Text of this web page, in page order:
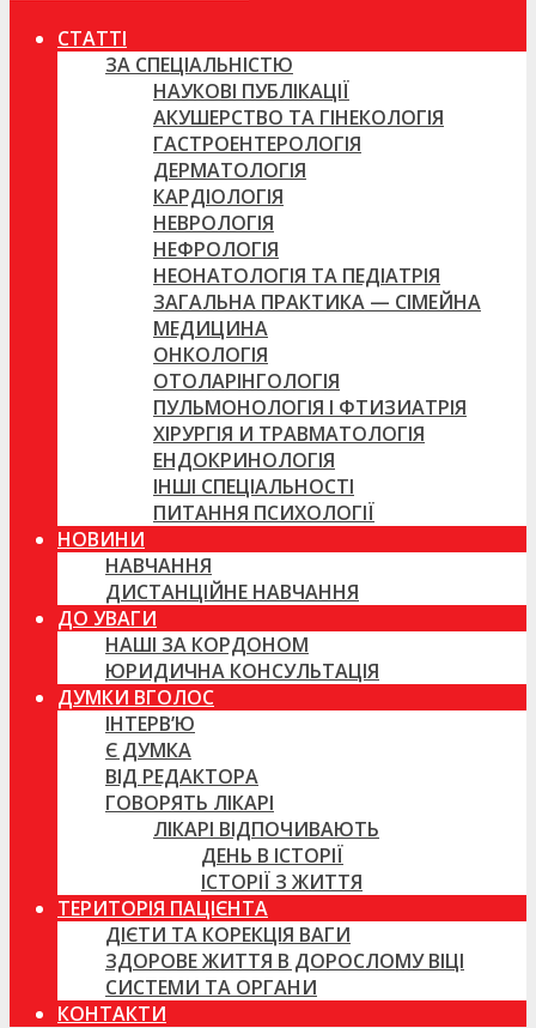
СТАТТІ
ЗА СПЕЦІАЛЬНІСТЮ
НАУКОВІ ПУБЛІКАЦІЇ
АКУШЕРСТВО ТА ГІНЕКОЛОГІЯ
ГАСТРОЕНТЕРОЛОГІЯ
ДЕРМАТОЛОГІЯ
КАРДІОЛОГІЯ
НЕВРОЛОГІЯ
НЕФРОЛОГІЯ
НЕОНАТОЛОГІЯ ТА ПЕДІАТРІЯ
ЗАГАЛЬНА ПРАКТИКА — СІМЕЙНА
МЕДИЦИНА
ОНКОЛОГІЯ
ОТОЛАРІНГОЛОГІЯ
ПУЛЬМОНОЛОГІЯ І ФТИЗИАТРІЯ
ХІРУРГІЯ И ТРАВМАТОЛОГІЯ
ЕНДОКРИНОЛОГІЯ
ІНШІ СПЕЦІАЛЬНОСТІ
ПИТАННЯ ПСИХОЛОГІЇ
НОВИНИ
НАВЧАННЯ
ДИСТАНЦІЙНЕ НАВЧАННЯ
ДО УВАГИ
НАШІ ЗА КОРДОНОМ
ЮРИДИЧНА КОНСУЛЬТАЦІЯ
ДУМКИ ВГОЛОС
ІНТЕРВ’Ю
Є ДУМКА
ВІД РЕДАКТОРА
ГОВОРЯТЬ ЛІКАРІ
ЛІКАРІ ВІДПОЧИВАЮТЬ
ДЕНЬ В ІСТОРІЇ
ІСТОРІЇ З ЖИТТЯ
ТЕРИТОРІЯ ПАЦІЄНТА
ДІЄТИ ТА КОРЕКЦІЯ ВАГИ
ЗДОРОВЕ ЖИТТЯ В ДОРОСЛОМУ ВІЦІ
СИСТЕМИ ТА ОРГАНИ
КОНТАКТИ